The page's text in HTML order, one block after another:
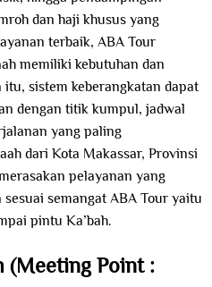
dan haji khusus yang
terbaik, ABA Tour
memiliki kebutuhan dan
sistem keberangkatan dapat
dengan titik kumpul, jadwal
yang paling
dari Kota Makassar, Provinsi
pelayanan yang
semangat ABA Tour yaitu
pintu Ka’bah.
(Meeting Point :